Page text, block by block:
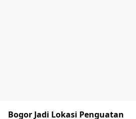
Bogor Jadi Lokasi Penguatan